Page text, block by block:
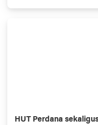
Dewan Perwakilan
HUT Perdana